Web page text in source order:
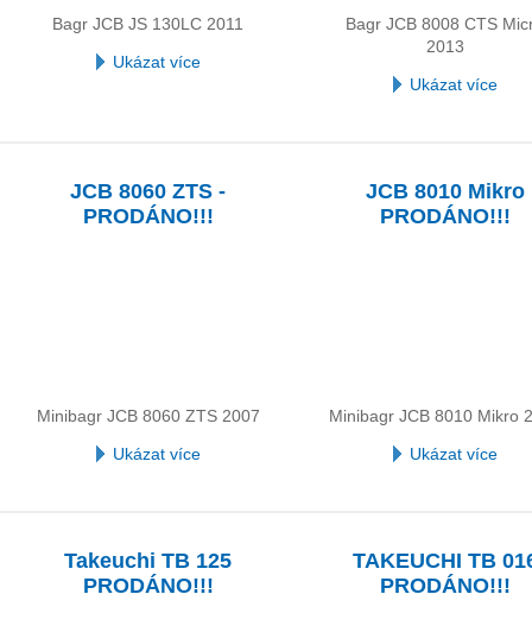
Bagr JCB JS 130LC 2011
Ukázat více
Bagr JCB 8008 CTS
2013
Ukázat více
JCB 8060 ZTS -
PRODÁNO!!!
Minibagr JCB 8060 ZTS 2007
Ukázat více
JCB 8010 Mikro
PRODÁNO!!!
Minibagr JCB 8010 Mikro
Ukázat více
Takeuchi TB 125
PRODÁNO!!!
TAKEUCHI TB
PRODÁNO!!!